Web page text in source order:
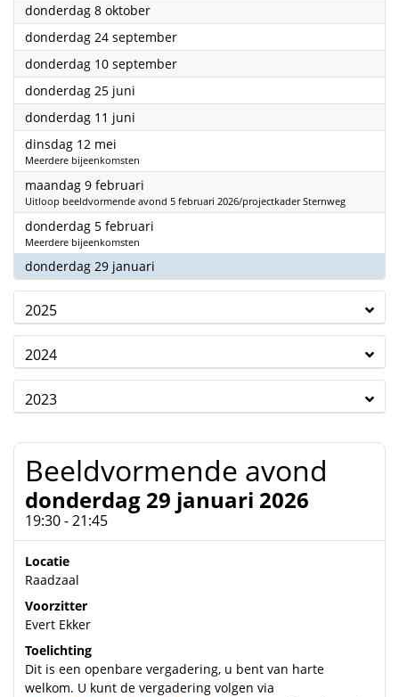
donderdag 8 oktober2026
donderdag 24 september2026
donderdag 10 september2026
donderdag 25 juni
donderdag 11 juni
dinsdag 12 mei
Meerdere bijeenkomsten
maandag 9 februari
Uitloop beeldvormende avond 5 februari 2026/projectkader Sternweg
donderdag 5 februari
Meerdere bijeenkomsten
donderdag 29 januari
2025
2024
2023
Beeldvormende avond
donderdag 29 januari 2026
19:30 - 21:45
Locatie
Raadzaal
Voorzitter
Evert Ekker
Toelichting
Dit is een openbare vergadering, u bent van harte
welkom. U kunt de vergadering volgen via